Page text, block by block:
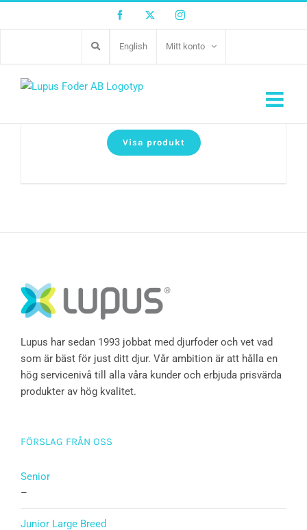
Facebook Twitter Instagram
English Mitt konto
Visa produkt
Lupus har sedan 1993 jobbat med djurfoder och vet vad
som är bäst för just ditt djur. Vår ambition är att hålla en
hög servicenivå till alla våra kunder och erbjuda prisvärda
produkter av hög kvalitet.
FÖRSLAG FRÅN OSS
Senior
–
Junior Large Breed